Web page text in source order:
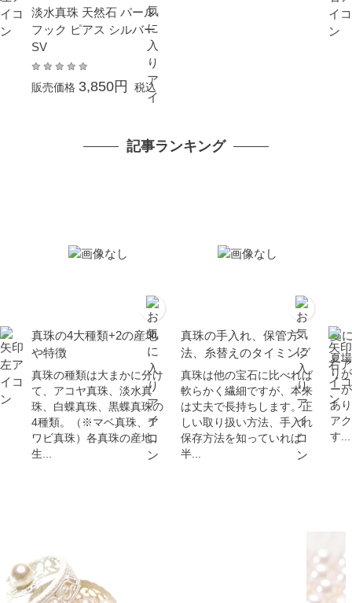
淡水真珠 天然石 パール
フック ピアス シルバー
SV
販売価格 3,850円 税込
記事ランキング
真珠の4大種類+2の産地
や特徴
真珠の種類は大まかに分け
て、アコヤ真珠、淡水真
珠、白蝶真珠、黒蝶真珠の
4種類。（※マベ真珠、ア
ワビ真珠）各真珠の産地、
生...
真珠の手入れ、保管方
法、糸替えのタイミング
真珠は他の宝石に比べれば
軟らかく繊細ですが、本来
は丈夫で長持ちします。正
しい取り扱い方法、手入れ
保存方法を知っていれば
半...
夏
夏
り
ー
あ
ア
す...